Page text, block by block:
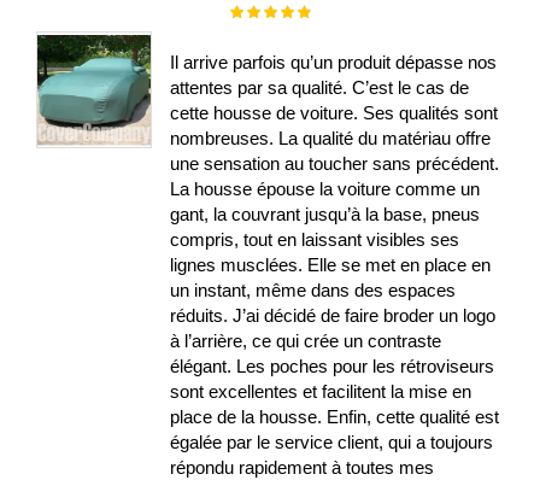
Évaluation :
Il arrive parfois qu’un produit dépasse nos
attentes par sa qualité. C’est le cas de
cette housse de voiture. Ses qualités sont
nombreuses. La qualité du matériau offre
une sensation au toucher sans précédent.
La housse épouse la voiture comme un
gant, la couvrant jusqu’à la base, pneus
compris, tout en laissant visibles ses
lignes musclées. Elle se met en place en
un instant, même dans des espaces
réduits. J’ai décidé de faire broder un logo
à l’arrière, ce qui crée un contraste
élégant. Les poches pour les rétroviseurs
sont excellentes et facilitent la mise en
place de la housse. Enfin, cette qualité est
égalée par le service client, qui a toujours
répondu rapidement à toutes mes